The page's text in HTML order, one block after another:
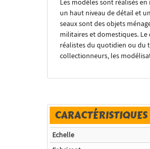
Les modèles sont réalisés
un haut niveau de détail et
seaux sont des objets
militaires et domestiques. Le
réalistes du quotidien ou du
collectionneurs, les
CARACTÉRISTIQUES
Echelle